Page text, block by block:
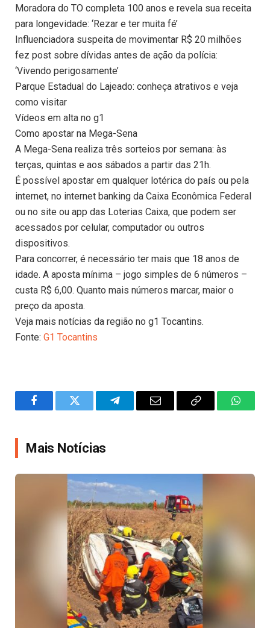
Moradora do TO completa 100 anos e revela sua receita
para longevidade: ‘Rezar e ter muita fé’
Influenciadora suspeita de movimentar R$ 20 milhões
fez post sobre dívidas antes de ação da polícia:
‘Vivendo perigosamente’
Parque Estadual do Lajeado: conheça atrativos e veja
como visitar
Vídeos em alta no g1
Como apostar na Mega-Sena
A Mega-Sena realiza três sorteios por semana: às
terças, quintas e aos sábados a partir das 21h.
É possível apostar em qualquer lotérica do país ou pela
internet, no internet banking da Caixa Econômica Federal
ou no site ou app das Loterias Caixa, que podem ser
acessados por celular, computador ou outros
dispositivos.
Para concorrer, é necessário ter mais que 18 anos de
idade. A aposta mínima – jogo simples de 6 números –
custa R$ 6,00. Quanto mais números marcar, maior o
preço da aposta.
Veja mais notícias da região no g1 Tocantins.
Fonte: G1 Tocantins
FacebookTwitter TelegramEmail
Copy
Mais Notícias